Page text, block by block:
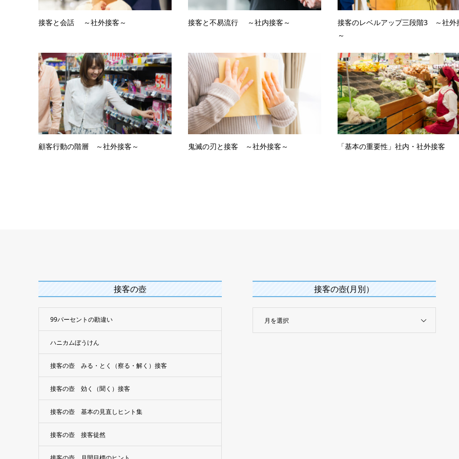
接客と会話 ～社外接客～ 接客と不易流行 ～社内接客～
接客のレベルアップ三段階3 ～社外
～
顧客行動の階層 ～社外接客～ 鬼滅の刃と接客 ～社外接客～ 「基本の重要性」社内・社外接客
接客の壺
99パーセントの勘違い
ハニカムぼうけん
接客の壺 みる・とく（察る・解く）接客
接客の壺 効く（聞く）接客
接客の壺 基本の見直しヒント集
接客の壺 接客徒然
接客の壺(月別）
月を選択